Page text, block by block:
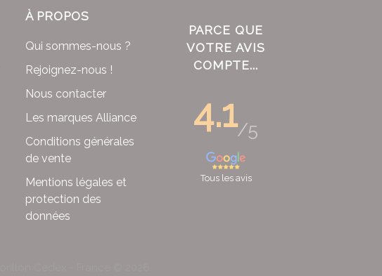
À PROPOS
Qui sommes-nous ?
Rejoignez-nous !
Nous contacter
Les marques Alliance
Conditions générales
de vente
Mentions légales et
protection des
données
PARCE QUE
VOTRE AVIS
COMPTE...
4.1/5
Tous les avis